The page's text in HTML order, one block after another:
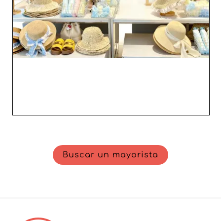
Buscar un mayorista